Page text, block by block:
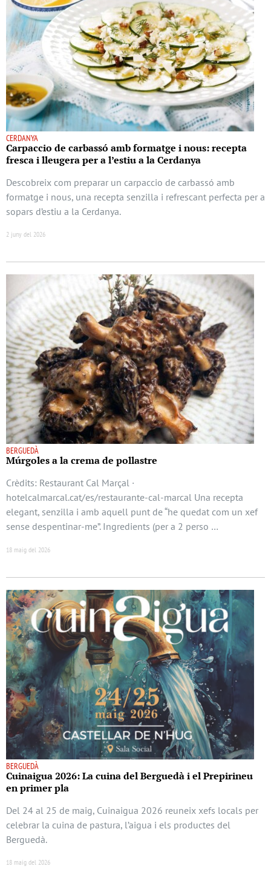
CERDANYA
Carpaccio de carbassó amb formatge i nous: recepta
fresca i lleugera per a l’estiu a la Cerdanya
Descobreix com preparar un carpaccio de carbassó amb
formatge i nous, una recepta senzilla i refrescant perfecta per a
sopars d’estiu a la Cerdanya.
2 juny del 2026
BERGUEDÀ
Múrgoles a la crema de pollastre
Crèdits: Restaurant Cal Marçal ·
hotelcalmarcal.cat/es/restaurante-cal-marcal Una recepta
elegant, senzilla i amb aquell punt de “he quedat com un xef
sense despentinar-me”. Ingredients (per a 2 perso …
18 maig del 2026
BERGUEDÀ
Cuinaigua 2026: La cuina del Berguedà i el Prepirineu
en primer pla
Del 24 al 25 de maig, Cuinaigua 2026 reuneix xefs locals per
celebrar la cuina de pastura, l’aigua i els productes del
Berguedà.
18 maig del 2026